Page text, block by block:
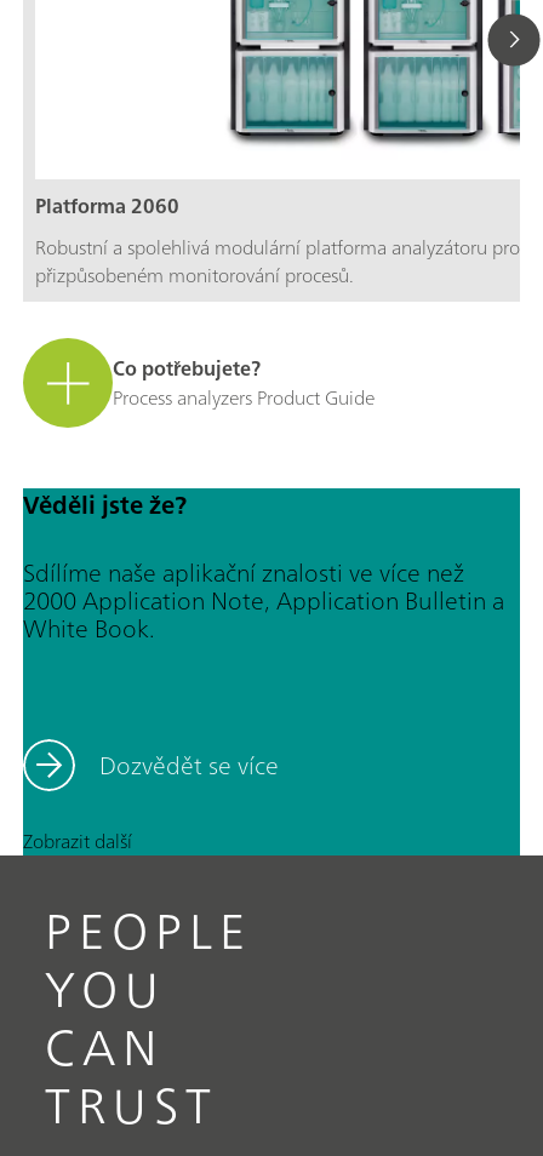
Platforma 2060
Robustní a spolehlivá modulární platforma analyzátoru pro
přizpůsobeném monitorování procesů.
Co potřebujete?
Process analyzers Product Guide
Věděli jste že?
Sdílíme naše aplikační znalosti ve více než
2000 Application Note, Application Bulletin a
White Book.
Dozvědět se více
Zobrazit další
PEOPLE
YOU
CAN
TRUST